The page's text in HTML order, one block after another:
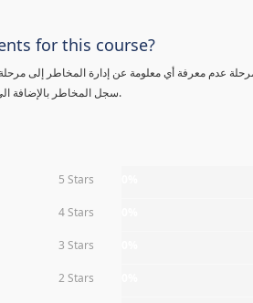
for this course?
من مرحلة عدم معرفة أي معلومة عن إدارة المخاطر إلى
سجل المخاطر بالإضافة الى المقدرة التامية لإدارة مخاطر المشاريع.
5 Stars
4 Stars
3 Stars
2 Stars